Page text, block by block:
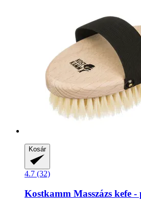
Kosár
4.7 (32)
Kostkamm Masszázs kefe -​